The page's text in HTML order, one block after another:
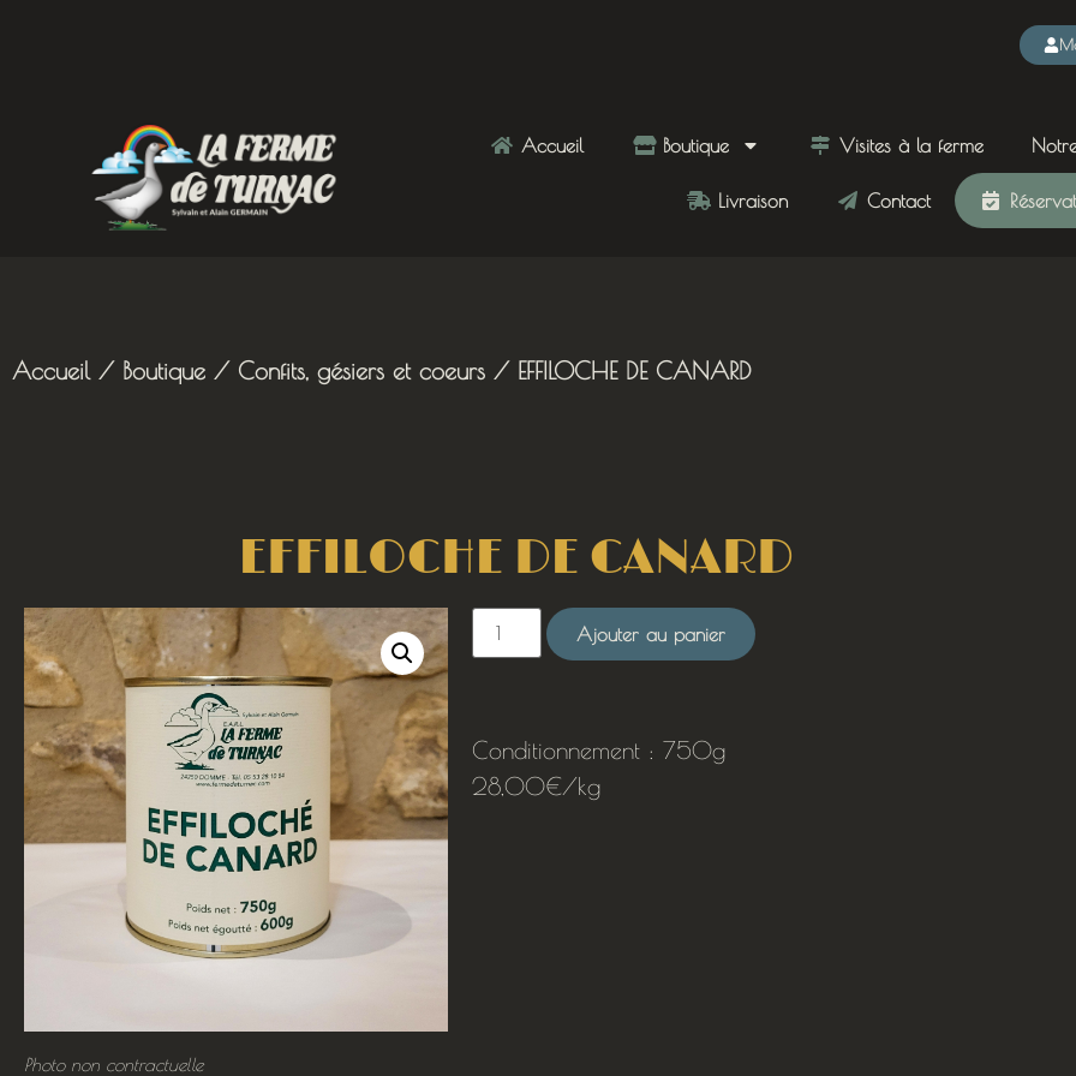
Accueil Boutique Visites à la ferme
Livraison Contact
Accueil / Boutique / Confits, gésiers et coeurs / EFFILOCHE DE CANARD
EFFILOCHE DE CANARD
Photo non contractuelle
Ajouter au panier
Conditionnement : 750g
28,00€/kg